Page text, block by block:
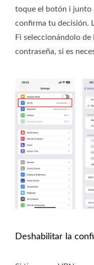
toque el botón i junto
confirma tu decisión.
Fi seleccionándolo
contraseña, si es
Deshabilitar la